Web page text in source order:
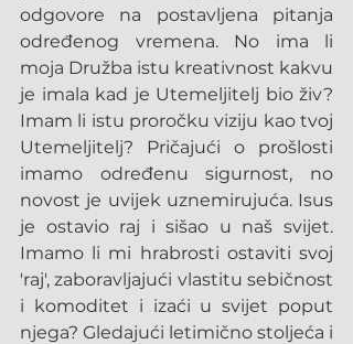
odgovore na postavljena pitanja
određenog vremena. No ima li
moja Družba istu kreativnost kakvu
je imala kad je Utemeljitelj bio živ?
Imam li istu proročku viziju kao tvoj
Utemeljitelj? Pričajući o prošlosti
imamo određenu sigurnost, no
novost je uvijek uznemirujuća. Isus
je ostavio raj i sišao u naš svijet.
Imamo li mi hrabrosti ostaviti svoj
'raj', zaboravljajući vlastitu sebičnost
i komoditet i izaći u svijet poput
njega? Gledajući letimično stoljeća i